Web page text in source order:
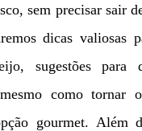
sem precisar sair
dicas valiosas
sugestões para
como tornar
gourmet. Além